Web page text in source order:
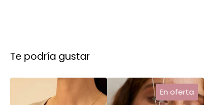
Te podría gustar
En oferta